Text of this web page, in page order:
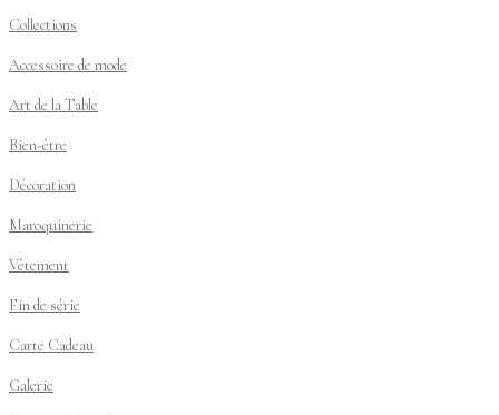
Collections
Accessoire de mode
Art de la Table
Bien-être
Décoration
Maroquinerie
Vêtement
Fin de série
Carte Cadeau
Galerie